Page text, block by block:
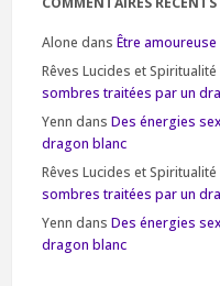
Alone dans Être amoureuse
Rêves Lucides et Spiritualité
sombres traitées par un
Yenn dans Des énergies
dragon blanc
Rêves Lucides et Spiritualité
sombres traitées par un
Yenn dans Des énergies
dragon blanc